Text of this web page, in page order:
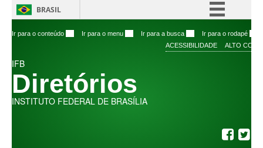
BRASIL
Simplifique!
Comunica BR
Ir para o conteúdo Ir para o menu Ir para a busca Ir para o rodapé
ACESSIBILIDADE
ALTO
IFB
Diretórios
INSTITUTO FEDERAL DE BRASÍLIA